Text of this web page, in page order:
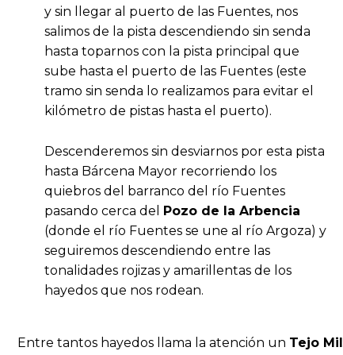
y sin llegar al puerto de las Fuentes, nos
salimos de la pista descendiendo sin senda
hasta toparnos con la pista principal que
sube hasta el puerto de las Fuentes (este
tramo sin senda lo realizamos para evitar el
kilómetro de pistas hasta el puerto).
Descenderemos sin desviarnos por esta pista
hasta Bárcena Mayor recorriendo los
quiebros del barranco del río Fuentes
pasando cerca del Pozo de la Arbencia
(donde el río Fuentes se une al río Argoza) y
seguiremos descendiendo entre las
tonalidades rojizas y amarillentas de los
hayedos que nos rodean.
Entre tantos hayedos llama la atención un Tejo